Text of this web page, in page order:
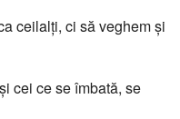
ceilalţi, ci să veghem şi
cei ce se îmbată, se